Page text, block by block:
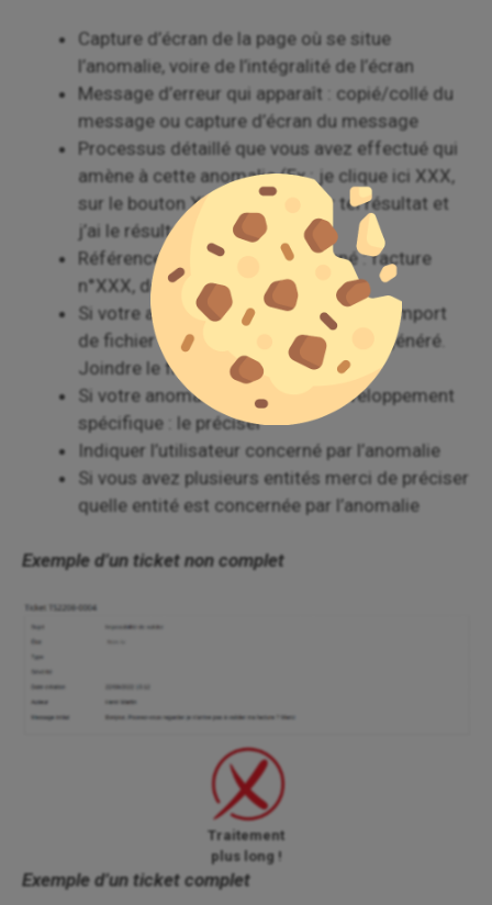
Capture d’écran de la page où se situe
l’anomalie, voire de l’intégralité de l’écran
Message d’erreur qui apparaît : copié/collé du
message ou capture d’écran du message
Processus détaillé que vous avez effectué qui
amène à cette anomalie (Ex : je clique ici XXX,
sur le bouton XXX, je dois avoir tel résultat et
j’ai le résultat suivant : XXX)
Référence du document concerné : facture
n°XXX, devis n°XXX etc
Si votre anomalie/question porte sur l’import
de fichier ou sur un problème de PDF généré.
Joindre le fichier correspondant
Si votre anomalie est liée à un développement
spécifique : le préciser
Indiquer l’utilisateur concerné par l’anomalie
Si vous avez plusieurs entités merci de préciser
quelle entité est concernée par l’anomalie
Exemple d’un ticket non complet
Traitement
plus long !
Exemple d’un ticket complet